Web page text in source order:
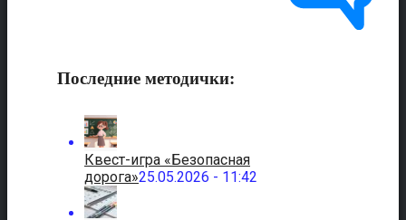
Последние методички:
Квест-игра «Безопасная
дорога»25.05.2026 - 11:42